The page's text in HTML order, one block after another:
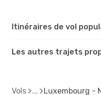
Itinéraires de vol
Les autres trajets
Vols Luxembourg -